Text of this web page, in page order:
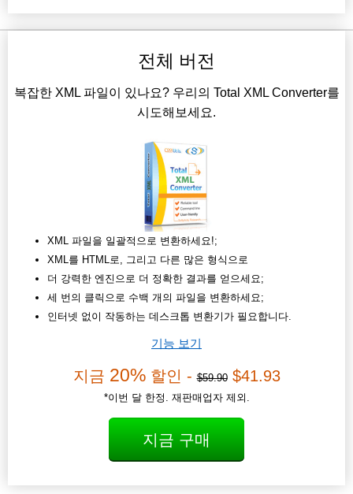
전체 버전
복잡한 XML 파일이 있나요? 우리의 Total XML Converter를
시도해보세요.
XML 파일을 일괄적으로 변환하세요!;
XML를 HTML로, 그리고 다른 많은 형식으로
더 강력한 엔진으로 더 정확한 결과를 얻으세요;
세 번의 클릭으로 수백 개의 파일을 변환하세요;
인터넷 없이 작동하는 데스크톱 변환기가 필요합니다.
기능 보기
지금 20%할인 -$59.90$41.93
*이번 달 한정. 재판매업자 제외.
지금 구매